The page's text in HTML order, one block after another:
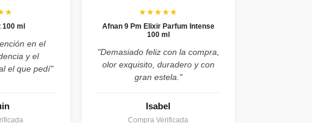
ml
en el
y el
el que pedí"
★★★★★
Afnan 9 Pm Elixir Parfum Intense
100 ml
"Demasiado feliz con la compra,
olor exquisito, duradero y con
gran estela."
Isabel
Compra Verificada